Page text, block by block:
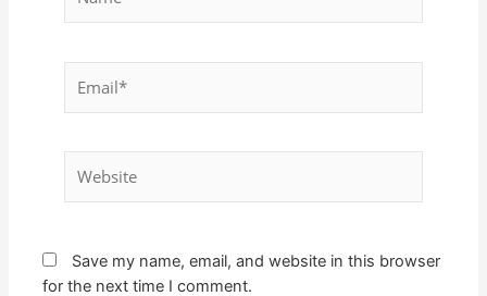
Save my name, email, and website in this browser
for the next time I comment.